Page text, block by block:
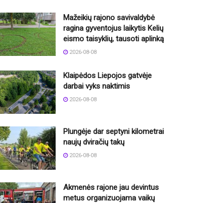
Mažeikių rajono savivaldybė
ragina gyventojus laikytis Kelių
eismo taisyklių, tausoti aplinką
2026-08-08
Klaipėdos Liepojos gatvėje
darbai vyks naktimis
2026-08-08
Plungėje dar septyni kilometrai
naujų dviračių takų
2026-08-08
Akmenės rajone jau devintus
metus organizuojama vaikų